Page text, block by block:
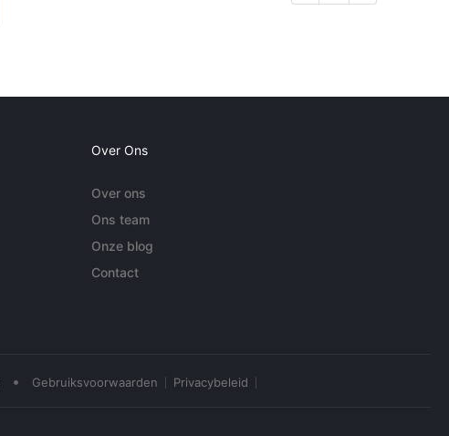
Over Ons
Over ons
Ons team
Onze blog
Contact
• Gebruiksvoorwaarden Privacybeleid